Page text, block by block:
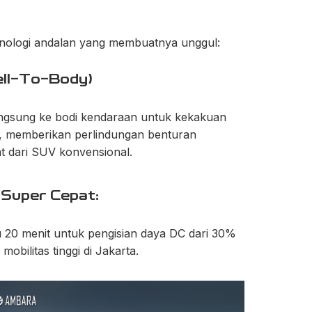
andalan yang membuatnya unggul:
To-Body)
ke bodi kendaraan untuk kekakuan
memberikan perlindungan benturan
dari SUV konvensional.
Cepat:
menit untuk pengisian daya DC dari 30%
tinggi di Jakarta.